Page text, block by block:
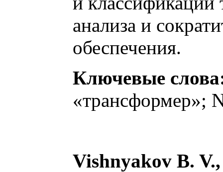
анализа и
обеспечения.
Ключевые
«трансформер»;
Vishnyakov B.